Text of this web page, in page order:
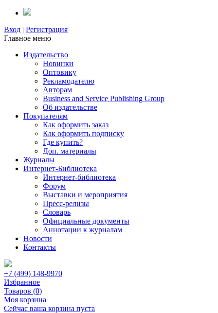
Вход | Регистрация
Главное меню
Издательство
Новинки
Оптовику
Рекламодателю
Авторам
Business and Service Publishing Group
Об издательстве
Покупателям
Как оформить заказ
Как оформить подписку
Где купить?
Доп. материалы
Журналы
Интернет-Библиотека
Интернет-библиотека
Форум
Выставки и мероприятия
Пресс-релизы
Словарь
Официальные документы
Аннотации к журналам
Новости
Контакты
+7 (499) 148-9970
Избранное
Товаров (0)
Моя корзина
Сейчас ваша корзина пуста